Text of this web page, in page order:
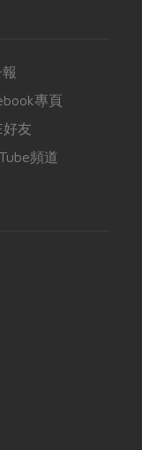
專頁
好友
頻道